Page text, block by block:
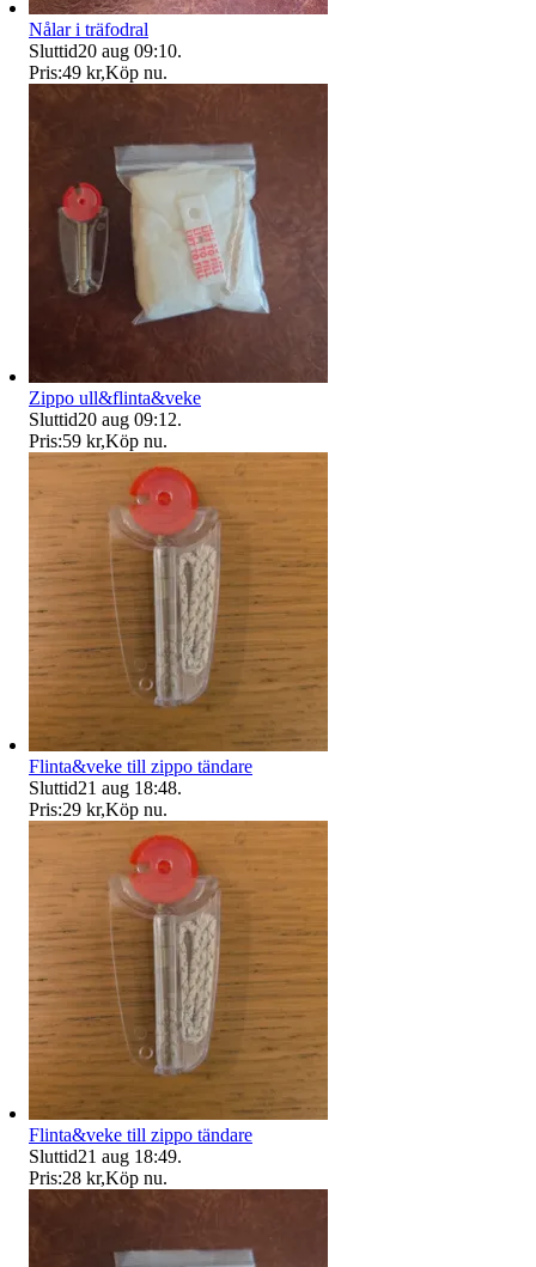
Nålar i träfodral
Sluttid20 aug 09:10.
Pris:49 kr,Köp nu.
Zippo ull&flinta&veke
Sluttid20 aug 09:12.
Pris:59 kr,Köp nu.
Flinta&veke till zippo tändare
Sluttid21 aug 18:48.
Pris:29 kr,Köp nu.
Flinta&veke till zippo tändare
Sluttid21 aug 18:49.
Pris:28 kr,Köp nu.